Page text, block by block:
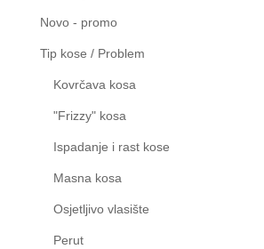
Novo - promo
Tip kose / Problem
Kovrčava kosa
"Frizzy" kosa
Ispadanje i rast kose
Masna kosa
Osjetljivo vlasište
Perut